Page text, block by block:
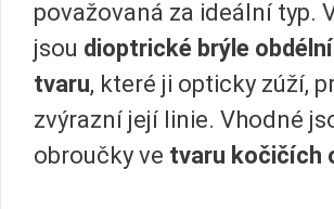
považovaná za ideální typ.
jsou dioptrické brýle
tvaru, které ji opticky zúží,
zvýrazní její linie. Vhodné
obroučky ve tvaru kočičích